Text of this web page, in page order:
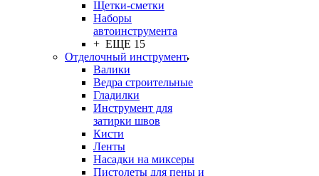
Щетки-сметки
Наборы
автоинструмента
+ ЕЩЕ 15
Отделочный инструмент
Валики
Ведра строительные
Гладилки
Инструмент для
затирки швов
Кисти
Ленты
Насадки на миксеры
Пистолеты для пены и